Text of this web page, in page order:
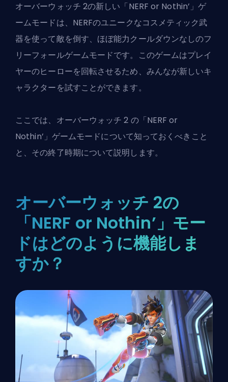
オーバーウォッチ 2の新しい「NERF or Nothin’」ゲ
ームモードは、NERFのユニークなコスメティック武
器を使って敵を倒す、ほぼ能力クールダウンなしのフ
リーフォールゲームモードです。このゲームはプレイ
ヤーのヒーローを回転させるため、みんなが新しいキ
ャラクターを試すことができます。
ここでは、 オーバーウォッチ 2 の「NERF or
Nothin’」ゲームモードについて知っておくべきこと
と、その終了時期について説明します。
オーバーウォッチ 2の
「NERF or Nothin’」モー
ドはどのように機能しま
すか？